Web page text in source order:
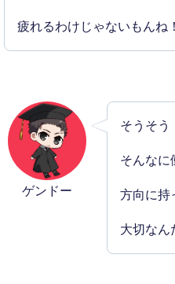
疲れるわけじゃないもんね！
ゲンドー
そうそう
そんなに
方向に持
大切なん